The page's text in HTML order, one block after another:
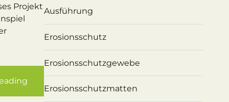
ProjektAusführung
Erosionsschutz
Erosionsschutzgewebe
Erosionsschutzmatten